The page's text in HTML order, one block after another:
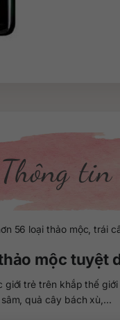
Thông
56 loại thảo mộc, trái
mộc tuyệt
trẻ trên khắp thế
quả cây bách xù,…